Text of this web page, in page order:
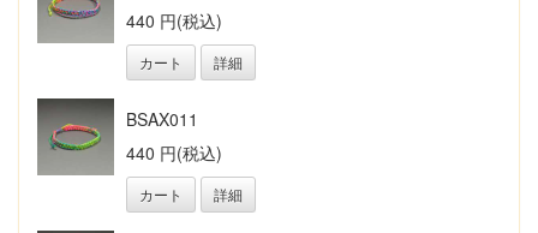
440 円(税込)
カート 詳細
BSAX011
440 円(税込)
カート 詳細